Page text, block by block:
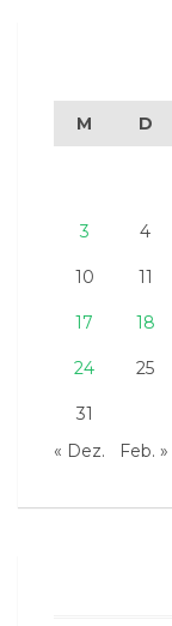
M D
3 4
10 11
17 18
24 25
31
« Dez.
Feb. »